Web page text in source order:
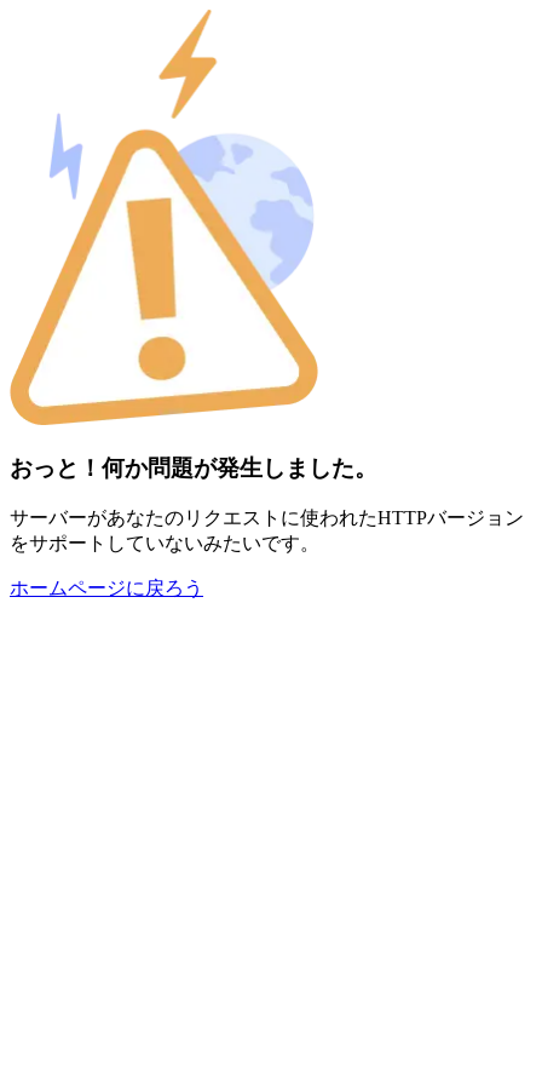
おっと！何か問題が発生しました。
サーバーがあなたのリクエストに使われたHTTPバージョン
をサポートしていないみたいです。
ホームページに戻ろう